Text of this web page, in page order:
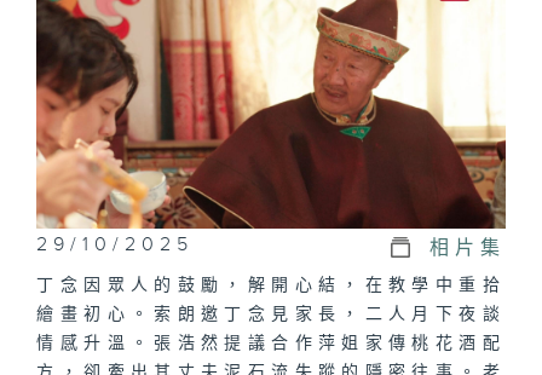
29/10/2025 相片集
丁念因眾人的鼓勵，解開心結，在教學中重拾
繪畫初心。索朗邀丁念見家長，二人月下夜談
情感升溫。張浩然提議合作萍姐家傳桃花酒配